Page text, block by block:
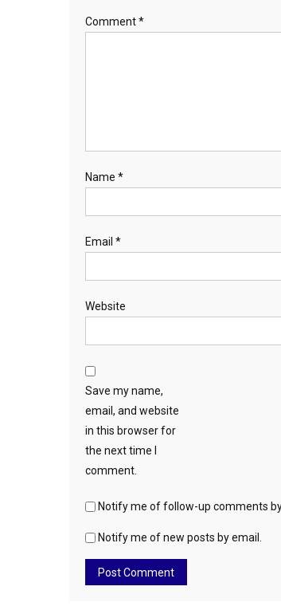
Comment*
Name *
Email *
Website
Save my name,
email, and website
in this browser for
the next time I
comment.
Notify me of follow-up comments by
Notify me of new posts by email.